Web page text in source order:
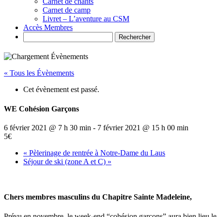
Carnet de camp
Livret – L’aventure au CSM
Accès Membres
« Tous les Évènements
Cet évènement est passé.
WE Cohésion Garçons
6 février 2021 @ 7 h 30 min - 7 février 2021 @ 15 h 00 min
5€
« Pèlerinage de rentrée à Notre-Dame du Laus
Séjour de ski (zone A et C) »
Chers membres masculins du Chapitre Sainte Madeleine,